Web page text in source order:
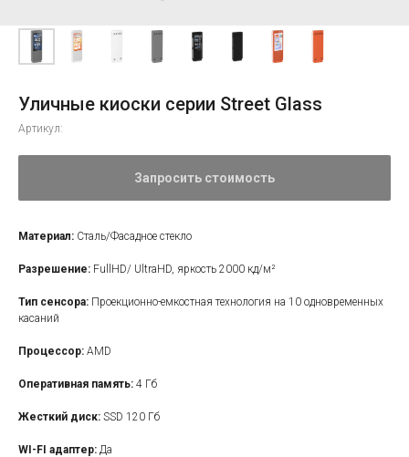
Уличные киоски серии Street Glass
Артикул:
Запросить стоимость
Материал: Сталь/Фасадное стекло
Разрешение: FullHD/ UltraHD, яркость 2000 кд/м²
Тип сенсора: Проекционно-емкостная технология на 10 одновременных
касаний
Процессор: AMD
Оперативная память: 4 Гб
Жесткий диск: SSD 120 Гб
WI-FI адаптер: Да